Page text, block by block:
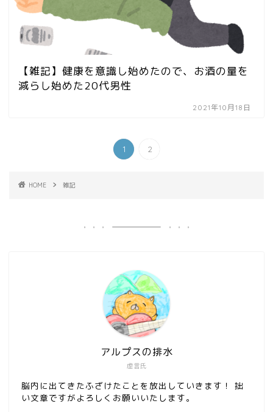
【雑記】健康を意識し始めたので、お酒の量を
減らし始めた20代男性
2021年10月18日
1 2
HOME 雑記
虚言氏
アルプスの排水
脳内に出てきたふざけたことを放出していきます！ 拙
い文章ですがよろしくお願いいたします。